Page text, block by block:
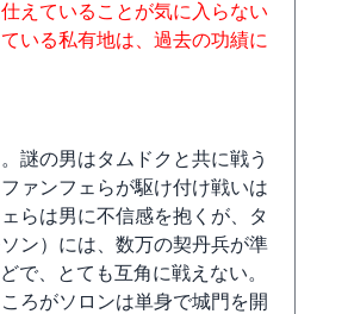
えていることが気に入らない
いる私有地は、過去の功績に
謎の男はタムドクと共に戦う
ァンフェらが駆け付け戦いは
らは男に不信感を抱くが、タ
ン）には、数万の契丹兵が準
で、とても互角に戦えない。
ろがソロンは単身で城門を開